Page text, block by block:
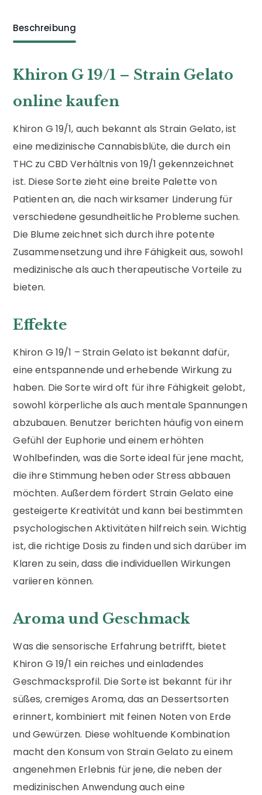
Beschreibung
Khiron G 19/1 – Strain Gelato
online kaufen
Khiron G 19/1, auch bekannt als Strain Gelato, ist
eine medizinische Cannabisblüte, die durch ein
THC zu CBD Verhältnis von 19/1 gekennzeichnet
ist. Diese Sorte zieht eine breite Palette von
Patienten an, die nach wirksamer Linderung für
verschiedene gesundheitliche Probleme suchen.
Die Blume zeichnet sich durch ihre potente
Zusammensetzung und ihre Fähigkeit aus, sowohl
medizinische als auch therapeutische Vorteile zu
bieten.
Effekte
Khiron G 19/1 – Strain Gelato ist bekannt dafür,
eine entspannende und erhebende Wirkung zu
haben. Die Sorte wird oft für ihre Fähigkeit gelobt,
sowohl körperliche als auch mentale Spannungen
abzubauen. Benutzer berichten häufig von einem
Gefühl der Euphorie und einem erhöhten
Wohlbefinden, was die Sorte ideal für jene macht,
die ihre Stimmung heben oder Stress abbauen
möchten. Außerdem fördert Strain Gelato eine
gesteigerte Kreativität und kann bei bestimmten
psychologischen Aktivitäten hilfreich sein. Wichtig
ist, die richtige Dosis zu finden und sich darüber im
Klaren zu sein, dass die individuellen Wirkungen
variieren können.
Aroma und Geschmack
Was die sensorische Erfahrung betrifft, bietet
Khiron G 19/1 ein reiches und einladendes
Geschmacksprofil. Die Sorte ist bekannt für ihr
süßes, cremiges Aroma, das an Dessertsorten
erinnert, kombiniert mit feinen Noten von Erde
und Gewürzen. Diese wohltuende Kombination
macht den Konsum von Strain Gelato zu einem
angenehmen Erlebnis für jene, die neben der
medizinischen Anwendung auch eine